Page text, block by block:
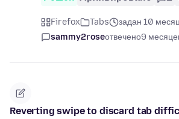
Firefox Tabs
задан 10
sammy2roseотвечено9
Reverting swipe to discard tab